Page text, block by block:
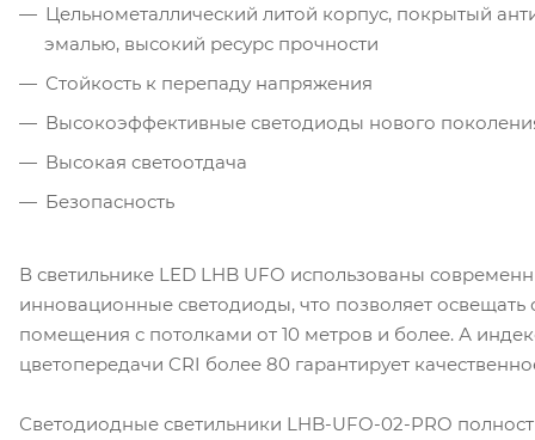
Цельнометаллический литой корпус, покрытый
эмалью, высокий ресурс прочности
Стойкость к перепаду напряжения
Высокоэффективные светодиоды нового
Высокая светоотдача
Безопасность
В светильнике LED LHB UFO использованы
инновационные светодиоды, что позволяет освещать
помещения с потолками от 10 метров и более. А
цветопередачи CRI более 80 гарантирует
Светодиодные светильники LHB-UFO-02-PRO